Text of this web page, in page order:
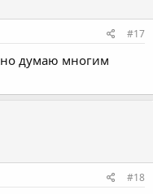
#17
думаю многим
#18